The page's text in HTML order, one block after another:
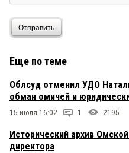
Отправить
Еще по теме
Облсуд отменил УДО
обман омичей и
15 июля 16:02 1 2195
Исторический архив
директора